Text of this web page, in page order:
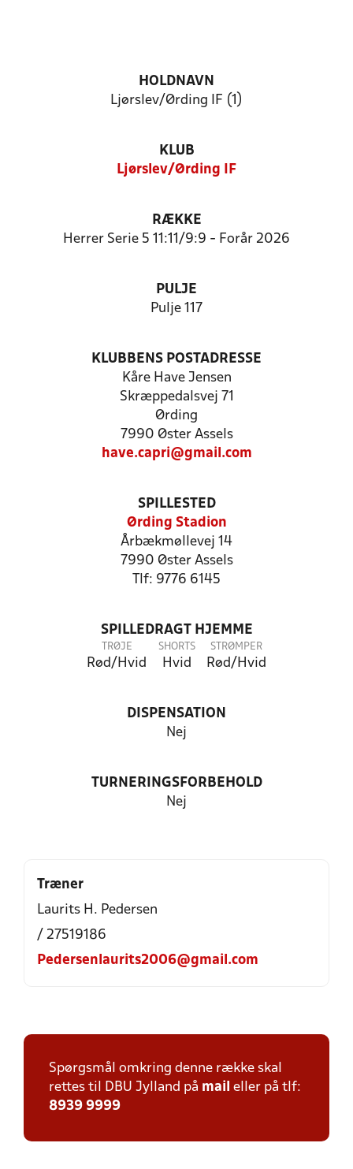
HOLDNAVN
Ljørslev/Ørding IF (1)
KLUB
Ljørslev/Ørding IF
RÆKKE
Herrer Serie 5 11:11/9:9 - Forår 2026
PULJE
Pulje 117
KLUBBENS POSTADRESSE
Kåre Have Jensen
Skræppedalsvej 71
Ørding
7990 Øster Assels
have.capri@gmail.com
SPILLESTED
Ørding Stadion
Årbækmøllevej 14
7990 Øster Assels
Tlf: 9776 6145
SPILLEDRAGT HJEMME
TRØJE
Rød/Hvid
SHORTS
Hvid
STRØMPER
Rød/Hvid
DISPENSATION
Nej
TURNERINGSFORBEHOLD
Nej
Træner
Laurits H. Pedersen
/ 27519186
Pedersenlaurits2006@gmail.com
Spørgsmål omkring denne række skal
rettes til DBU Jylland på mail eller på tlf:
8939 9999